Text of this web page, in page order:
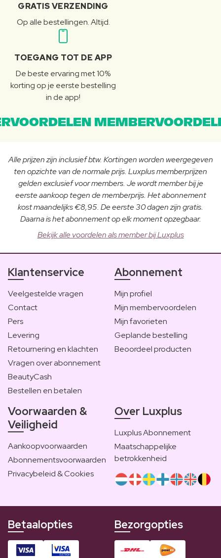
GRATIS VERZENDING
Op alle bestellingen. Altijd.
TOEGANG TOT DE APP
De beste ervaring met 10%
korting op je eerste bestelling
in de app!
Alle prijzen zijn inclusief btw. Kortingen worden weergegeven
ten opzichte van de normale prijs. Luxplus memberprijzen
gelden exclusief voor members. Je wordt member bij je
eerste aankoop tegen de memberprijs. Het abonnement
kost maandelijks €8,95. De eerste 30 dagen zijn gratis.
Daarna is het abonnement op elk moment opzegbaar.
Bekijk alle voordelen als member bij Luxplus
Klantenservice
Veelgestelde vragen
Contact
Pers
Levering
Retournering en klachten
Vragen over abonnement
BeautyCash
Bestellen en betalen
Abonnement
Mijn profiel
Mijn membervoordelen
Mijn favorieten
Geplande bestelling
Beoordeel producten
Voorwaarden &
Veiligheid
Aankoopvoorwaarden
Abonnementsvoorwaarden
Privacybeleid & Cookies
Over Luxplus
Luxplus Abonnement
Maatschappelijke
betrokkenheid
Betaalopties Bezorgopties